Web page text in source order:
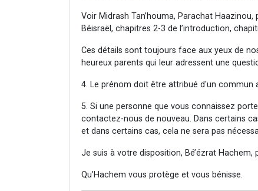
Voir Midrash Tan’houma, Parachat
Béisraël, chapitres 2-3 de l’introduction,
Ces détails sont toujours face aux yeux de
heureux parents qui leur adressent une
4. Le prénom doit être attribué d'un commun
5. Si une personne que vous connaissez
contactez-nous de nouveau. Dans certains
et dans certains cas, cela ne sera pas
Je suis à votre disposition, Bé’ézrat
Qu’Hachem vous protège et vous bénisse.